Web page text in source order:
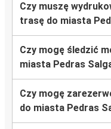
Czy muszę
trasę do miasta
Czy mogę śledzić
miasta Pedras
Czy mogę
do miasta Pedras